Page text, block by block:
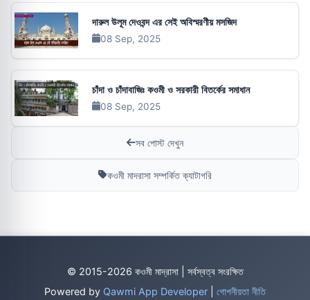
দারুল উলূম দেওবন্দ এর সেই অবিস্মরণীয় মসজিদ
08 Sep, 2025
চাঁদা ও চাঁদাবাজিঃ কওমী ও সরকারী বিতর্কের সমাধান
08 Sep, 2025
সব পোস্ট দেখুন
কওমী মাদরাসা সম্পর্কিত ক্যাটাগরি
© 2015-2026 কওমী মাদ্রাসা | সর্বস্বত্ব সংরক্ষিত
Powered by Qawmi App Developer গোপনীয়তা নীতি